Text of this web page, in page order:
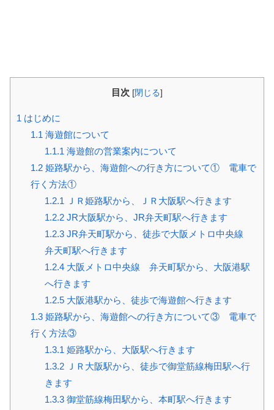
目次 [閉じる]
1 はじめに
1.1 海遊館について
1.1.1 海遊館の営業案内について
1.2姫路駅から、海遊館への行き方について① 電車で
行く方法①
1.2.1 ＪＲ姫路駅から、ＪＲ大阪駅へ行きます
1.2.2JR大阪駅から、JR弁天町駅へ行きます
1.2.3JR弁天町駅から、徒歩で大阪メトロ中央線
弁天町駅へ行きます
1.2.4大阪メトロ中央線 弁天町駅から、大阪港駅
へ行きます
1.2.5大阪港駅から、徒歩で海遊館へ行きます
1.3姫路駅から、海遊館への行き方について③ 電車で
行く方法③
1.3.1 姫路駅から、大阪駅へ行きます
1.3.2ＪＲ大阪駅から、徒歩で御堂筋線梅田駅へ行
きます
1.3.3御堂筋線梅田駅から、本町駅へ行きます